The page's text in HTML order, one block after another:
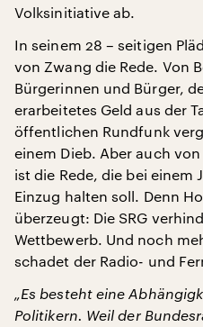
Volksinitiative ab.
In seinem 28 – seitigen
von Zwang die Rede. Von
Bürgerinnen und Bürger,
erarbeitetes Geld aus der
öffentlichen Rundfunk
einem Dieb. Aber auch
ist die Rede, die bei einem
Einzug halten soll. Denn
überzeugt: Die SRG
Wettbewerb. Und noch
schadet der Radio- und
„Es besteht eine
Politikern. Weil der